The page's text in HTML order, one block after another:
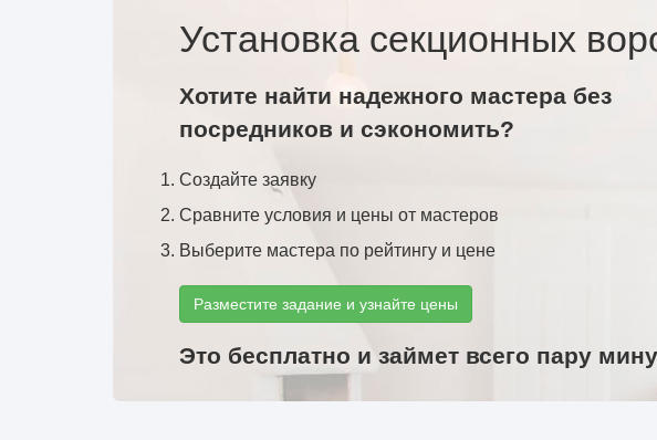
Установка секционных
Хотите найти надежного мастера без
посредников и сэкономить?
Создайте заявку
Сравните условия и цены от мастеров
Выберите мастера по рейтингу и цене
Разместите задание и узнайте цены
Это бесплатно и займет всего пару